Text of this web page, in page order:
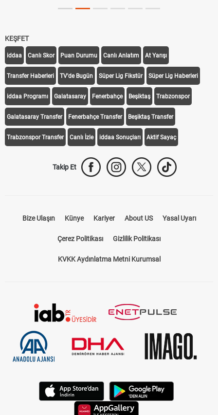
KEŞFET
iddaa Canlı Skor Puan Durumu Canlı Anlatım At Yarışı
Transfer Haberleri TV'de Bugün Süper Lig Fikstür Süper Lig Haberleri
iddaa Programı Galatasaray Fenerbahçe Beşiktaş Trabzonspor
Galatasaray Transfer Fenerbahçe Transfer Beşiktaş Transfer
Trabzonspor Transfer Canlı İzle iddaa Sonuçları Aktif Sayaç
Takip Et
Bize Ulaşın Künye Kariyer About US Yasal Uyarı
Çerez Politikası Gizlilik Politikası
KVKK Aydınlatma Metni Kurumsal